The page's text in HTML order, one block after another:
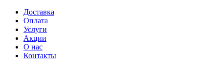
Доставка
Оплата
Услуги
Акции
О нас
Контакты